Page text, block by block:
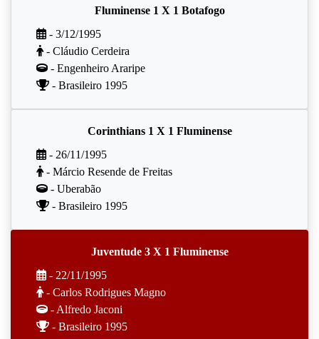
Fluminense 1 X 1 Botafogo
- 3/12/1995
- Cláudio Cerdeira
- Engenheiro Araripe
- Brasileiro 1995
Corinthians 1 X 1 Fluminense
- 26/11/1995
- Márcio Resende de Freitas
- Uberabão
- Brasileiro 1995
Juventude 3 X 1 Fluminense
- 22/11/1995
- Carlos Rodrigues Magno
- Alfredo Jaconi
- Brasileiro 1995